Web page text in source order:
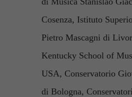
Cosenza, Istituto
Pietro Mascagni di
Kentucky School of
USA, Conservatorio
di Bologna,